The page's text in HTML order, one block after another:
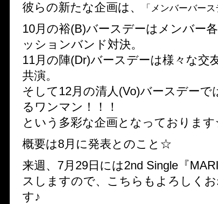
彼らの新たな企画は、
「メンバーバー
10月の裕(B)バースデーはメンバー
ッションバンド対決。
11月の陣(Dr)バースデーは様々な交
共演。
そして12月の清人(Vo)バースデーで
るワンマン！！！
という多彩な企画となっておりま
概要は8月に発表とのこと☆
来週、7月29日には2nd Single『
スしますので、こちらもよろしく
す♪